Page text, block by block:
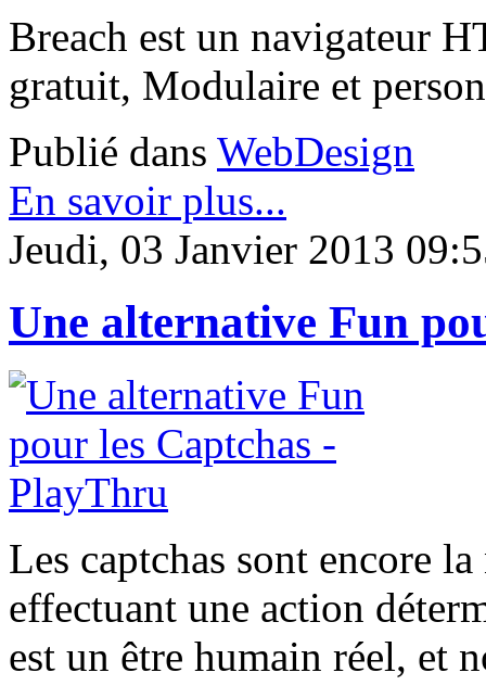
Breach est un navigateur
gratuit, Modulaire et
Publié dans WebDesign
En savoir plus...
Jeudi, 03 Janvier 2013
Une alternative Fun
Les captchas sont encore
effectuant une action
est un être humain réel, et